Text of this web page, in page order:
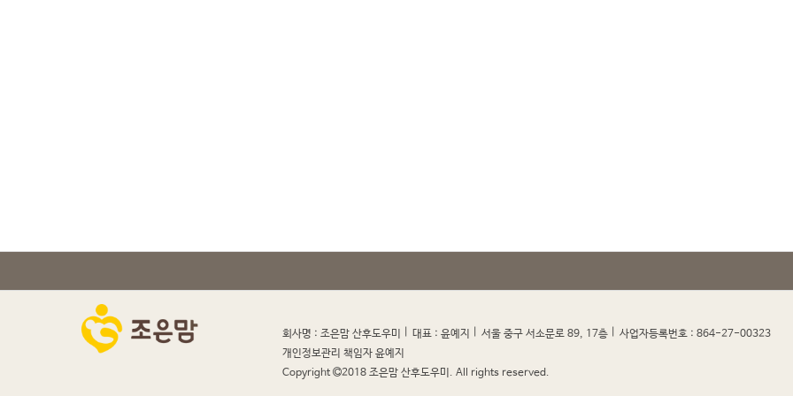
회사명 : 조은맘 산후도우미 대표 : 윤예지 서울 중구 서소문로 89, 17층 사업자등록번호 : 864-27-00323
개인정보관리 책임자 윤예지
Copyright
2018 조은맘 산후도우미. All rights reserved.